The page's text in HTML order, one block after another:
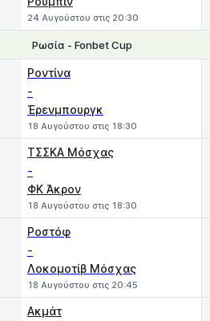
24 Αυγούστου στις 20:30
Ρωσία - Fonbet Cup
Ροντίνα
-
Έρενμπουργκ
18 Αυγούστου στις 18:30
ΤΣΣΚΑ Μόσχας
-
ΦΚ Άκρον
18 Αυγούστου στις 18:30
Ροστόφ
-
Λοκομοτίβ Μόσχας
18 Αυγούστου στις 20:45
Ακμάτ